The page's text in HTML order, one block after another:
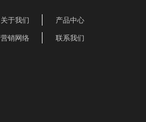
关于我们 产品中心
营销网络 联系我们